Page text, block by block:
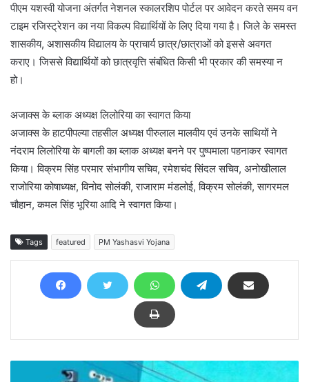
पीएम यशस्वी योजना अंतर्गत नेशनल स्कालरशिप पोर्टल पर आवेदन करते समय वन
टाइम रजिस्ट्रेशन का नया विकल्प विद्यार्थियों के लिए दिया गया है। जिले के समस्त
शासकीय, अशासकीय विद्यालय के प्राचार्य छात्र/छात्राओं को इससे अवगत
कराए। जिससे विद्यार्थियों को छात्रवृत्ति संबंधित किसी भी प्रकार की समस्या न
हो।
अजाक्स के ब्लाक अध्यक्ष लिलोरिया का स्वागत किया
अजाक्स के हाटपीपल्या तहसील अध्यक्ष पीरुलाल मालवीय एवं उनके साथियों ने
नंदराम लिलोरिया के बागली का ब्लाक अध्यक्ष बनने पर पुष्पमाला पहनाकर स्वागत
किया। विक्रम सिंह परमार संभागीय सचिव, रमेशचंद सिंदल सचिव, अनोखीलाल
राजोरिया कोषाध्यक्ष, विनोद सोलंकी, राजाराम मंडलोई, विक्रम सोलंकी, सागरमल
चौहान, कमल सिंह भूरिया आदि ने स्वागत किया।
Tags featured PM Yashasvi Yojana